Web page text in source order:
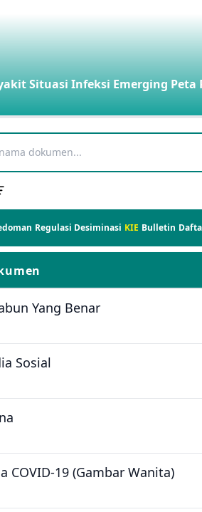
Situasi Infeksi Emerging Peta
Regulasi Desiminasi KIE Bulletin
Yang Benar
Sosial
COVID-19 (Gambar Wanita)